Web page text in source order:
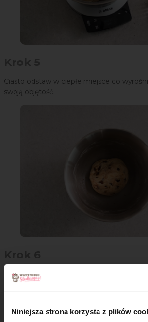
Niniejsza strona korzysta z plików
Ciasto odstaw w ciepłe miejsce do
swoją objętość.
Wyrośnięte ciasto przełóż do formy na
odstaw do wyrośnięcia.